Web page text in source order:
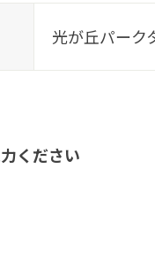
光が丘パーク
ください